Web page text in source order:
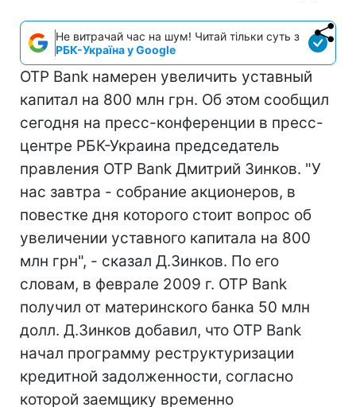
Не витрачай час на шум! Читай тільки суть з
РБК-Україна у Google
OTP Bank намерен увеличить уставный
капитал на 800 млн грн. Об этом сообщил
сегодня на пресс-конференции в пресс-
центре РБК-Украина председатель
правления OTP Bank Дмитрий Зинков. "У
нас завтра - собрание акционеров, в
повестке дня которого стоит вопрос об
увеличении уставного капитала на 800
млн грн", - сказал Д.Зинков. По его
словам, в феврале 2009 г. OTP Bank
получил от материнского банка 50 млн
долл. Д.Зинков добавил, что OTP Bank
начал программу реструктуризации
кредитной задолженности, согласно
которой заемщику временно